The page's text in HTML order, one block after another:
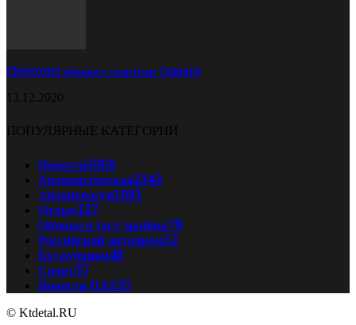
Chevrolet обновил спорткар Camaro
13.12.2020
ПОПУЛЯРНЫЕ КАТЕГОРИИ
Новости5068
Автомастерская2343
Автоновости1081
Отдых127
Обзоры и тест драйвы78
Российский автопром52
Без рубрики48
Спорт37
Новости ПДД35
© Ktdetal.RU